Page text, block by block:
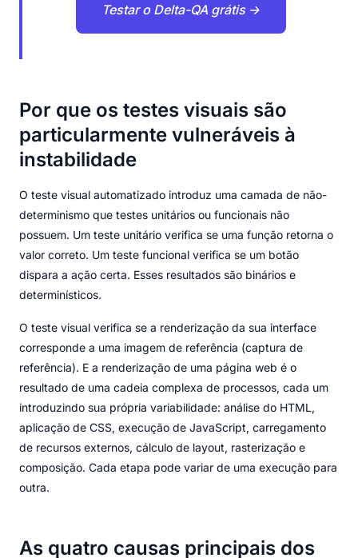
Testar o Delta-QA grátis →
Por que os testes visuais são
particularmente vulneráveis à
instabilidade
O teste visual automatizado introduz uma camada de não-
determinismo que testes unitários ou funcionais não
possuem. Um teste unitário verifica se uma função retorna o
valor correto. Um teste funcional verifica se um botão
dispara a ação certa. Esses resultados são binários e
determinísticos.
O teste visual verifica se a renderização da sua interface
corresponde a uma imagem de referência (captura de
referência). E a renderização de uma página web é o
resultado de uma cadeia complexa de processos, cada um
introduzindo sua própria variabilidade: análise do HTML,
aplicação de CSS, execução de JavaScript, carregamento
de recursos externos, cálculo de layout, rasterização e
composição. Cada etapa pode variar de uma execução para
outra.
As quatro causas principais dos